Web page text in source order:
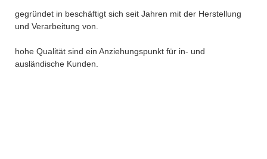
gegründet in beschäftigt sich seit Jahren mit der Herstellung
und Verarbeitung von.
hohe Qualität sind ein Anziehungspunkt für in- und
ausländische Kunden.